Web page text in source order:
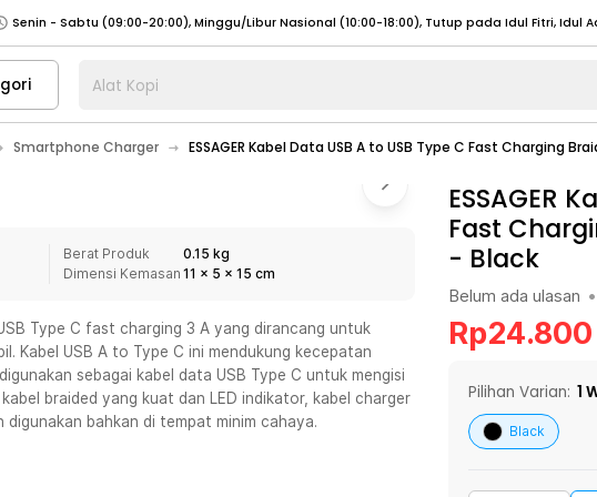
Senin - Jumat (07:00 - 20:00), Sabtu - Minggu (08:00 - 20:00), Tutup pada Idul Fitri
Senin - Jumat (08:00 - 20:00), Sabtu - Minggu/ Libur Nasional (08:00 - 17:00) Selengkapnya
Senin - Jumat (08:00 - 20:00), Sabtu - Minggu/ Libur Nasional (08:00 - 17:00) Selengkapnya
Senin - Sabtu (09:00-20:00), Minggu/Libur Nasional (12:00-20:00), Tutup pada Idul Fitri
Senin - Sabtu (09:00-20:00), Minggu/Libur Nasional (12:00-20:00), Tutup pada Idul Fitri
Senin - Jumat (07:00 - 20:00), Sabtu - Minggu (08:00 - 20:00), Tutup pada Idul Fitri
- Jumat (08:00 - 20:00), Sabtu - Minggu/ Libur Nasional (08:00 - 17:00) Selengkapnya
Alat Kopi
Smartphone Charger ESSAGER Kabel Data USB A to USB Type C Fast Charging
Berat Produk
0.15 kg
Dimensi Kemasan 11 x 5 x 15 cm
Type C fast charging 3 A yang dirancang untuk
Kabel USB A to Type C ini mendukung kecepatan
sebagai kabel data USB Type C untuk mengisi
braided yang kuat dan LED indikator, kabel charger
bahkan di tempat minim cahaya.
ESSAGER
Fast
- Black
Belum ada ulasan •
Rp24.800
Pilihan Varian: 1
Black